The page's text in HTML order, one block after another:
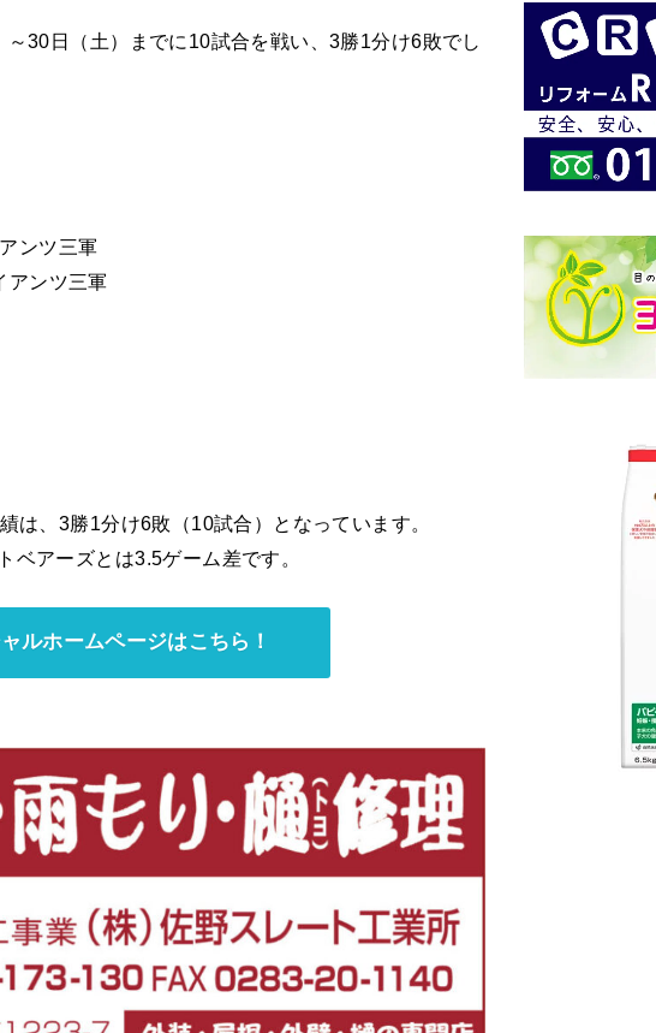
30日（土）までに10試合を戦い、3勝1分け6敗でし
ンツ三軍
ンツ三軍
は、3勝1分け6敗（10試合）となっています。
ベアーズとは3.5ゲーム差です。
ルホームページはこちら！